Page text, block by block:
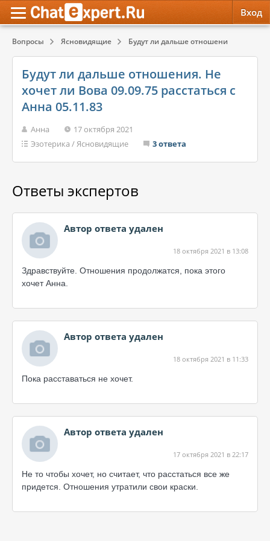
Вход
Вопросы Ясновидящие Будут ли дальше отношения. Не хочет
Будут ли дальше отношения. Не
хочет ли Вова 09.09.75 расстаться с
Анна 05.11.83
Анна
17 октября 2021
Эзотерика /Ясновидящие 3 ответа
Ответы экспертов
Автор ответа удален
18 октября 2021 в 13:08
Здравствуйте. Отношения продолжатся, пока этого
хочет Анна.
Автор ответа удален
18 октября 2021 в 11:33
Пока расставаться не хочет.
Автор ответа удален
17 октября 2021 в 22:17
Не то чтобы хочет, но считает, что расстаться все же
придется. Отношения утратили свои краски.
Психология
Эзотерика
Красота, Здоровье
Психология
Эзотерика
Красота, Здоровье
Обратная связь
Служба поддержки
Правила сервиса